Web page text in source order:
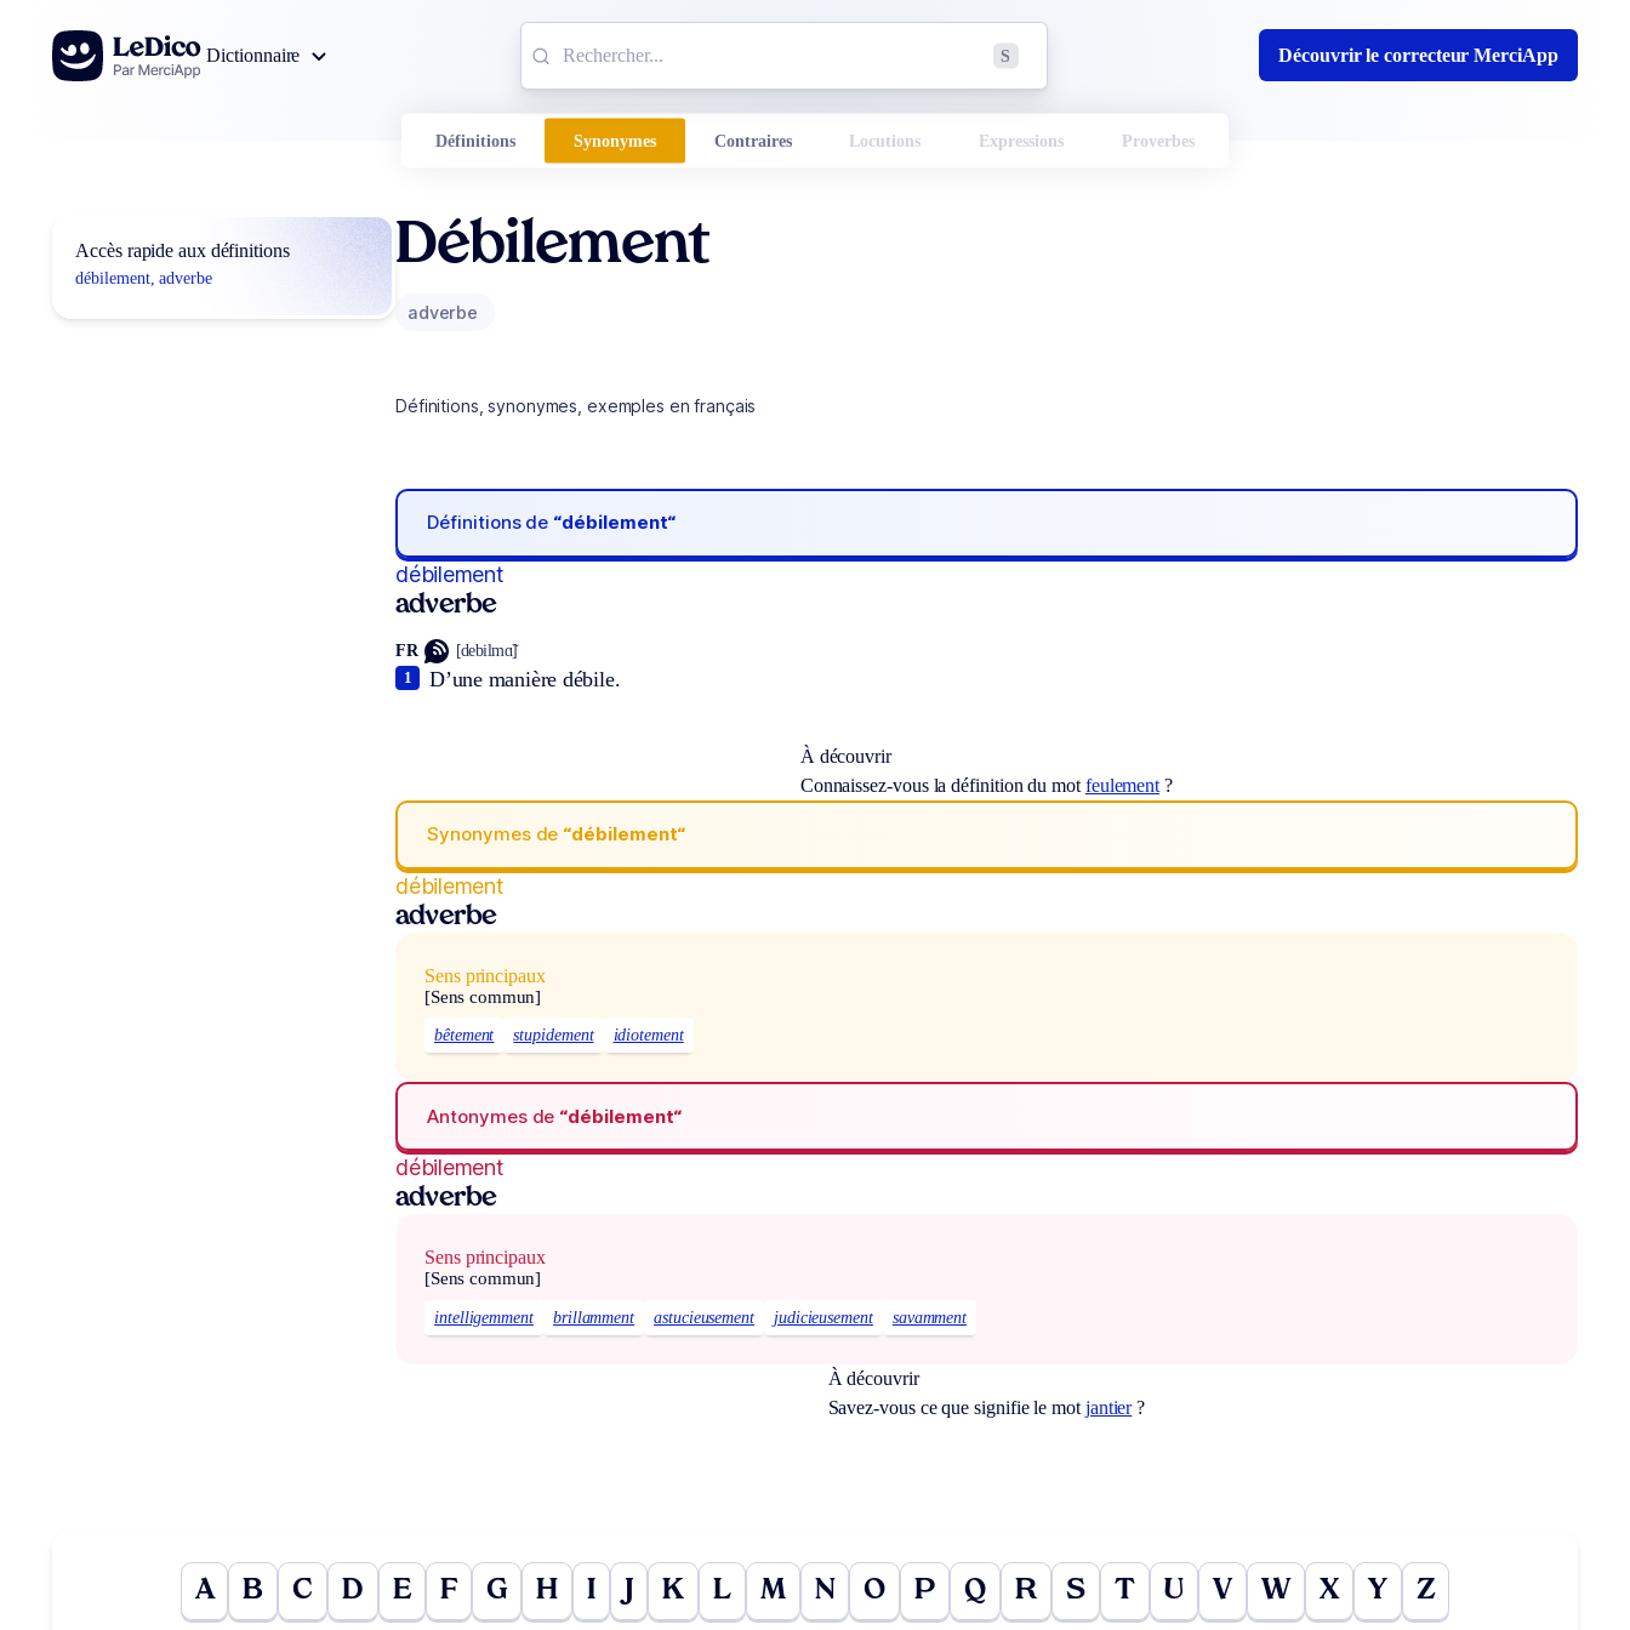
Aller au contenu
Dictionnaire
S Découvrir le correcteur MerciApp
Définitions Synonymes Contraires Locutions Expressions Proverbes
Accès rapide aux définitions
débilement, adverbe
Débilement
adverbe
Définitions, synonymes, exemples en français
Définitions de “débilement“
débilement
adverbe
FR [debilmɑ̃]
D’une manière débile.
1
À découvrir
Connaissez-vous la définition du mot feulement ?
Synonymes de “débilement“
débilement
adverbe
Sens principaux
[Sens commun]
bêtement stupidement idiotement
Antonymes de “débilement“
débilement
adverbe
Sens principaux
[Sens commun]
intelligemment brillamment astucieusement judicieusement savamment
À découvrir
Savez-vous ce que signifie le mot jantier?
A B C D E F G H I J K L M N O P Q R S T U V W X Y Z